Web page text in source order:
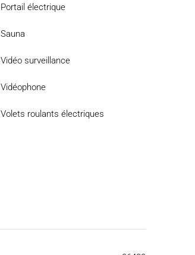
Portail électrique
Sauna
Vidéo surveillance
Vidéophone
Volets roulants électriques